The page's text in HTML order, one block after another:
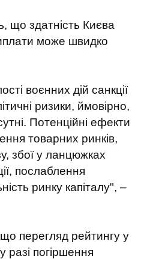
що здатність Києва
може швидко
воєнних дій санкції
ризики, ймовірно,
Потенційні ефекти
товарних ринків,
збої у ланцюжках
послаблення
ринку капіталу", –
перегляд рейтингу у
разі погіршення